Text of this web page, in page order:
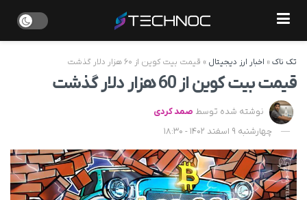
تک ناک» اخبار ارز دیجیتال » قیمت بیت کوین از ۶۰ هزار دلار گذشت
قیمت بیت کوین از 60 هزار دلار گذشت
نوشته شده توسط صمد کردی
چهارشنبه 9 اسفند 1402 - 18:30